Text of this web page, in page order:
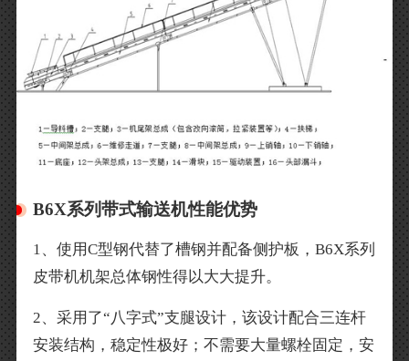
B6X系列带式输送机性能优势
1、使用C型钢代替了槽钢并配备侧护板，B6X系列
皮带机机架总体钢性得以大大提升。
2、采用了“八字式”支腿设计，该设计配合三连杆
安装结构，稳定性极好；不需要大量螺栓固定，安